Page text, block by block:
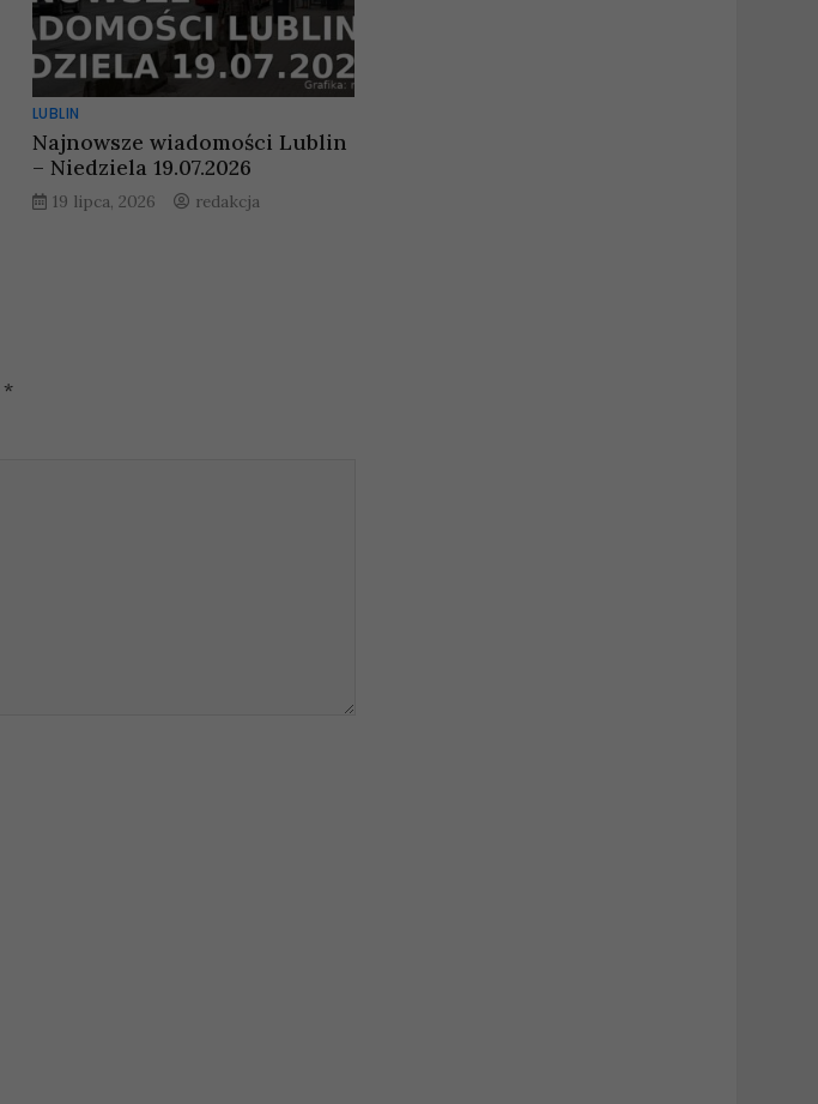
LUBLIN
Najnowsze wiadomości Lublin
– Niedziela 19.07.2026
19 lipca, 2026 redakcja
*